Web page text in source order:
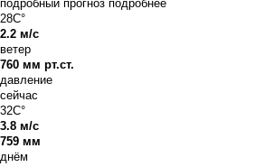
подробный прогноз подробнее
28C°
2.2 м/с
ветер
760 мм рт.ст.
давление
сейчас
32C°
3.8 м/с
759 мм
днём